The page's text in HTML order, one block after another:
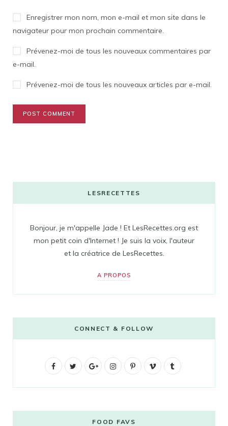
Enregistrer mon nom, mon e-mail et mon site dans le
navigateur pour mon prochain commentaire.
Prévenez-moi de tous les nouveaux commentaires par
e-mail.
Prévenez-moi de tous les nouveaux articles par e-mail.
LESRECETTES
Bonjour, je m'appelle Jade ! Et LesRecettes.org est
mon petit coin d'Internet ! Je suis la voix, l'auteur
et la créatrice de LesRecettes.
A PROPOS
CONNECT & FOLLOW
F
G
I
P
V
FOOD FAVS